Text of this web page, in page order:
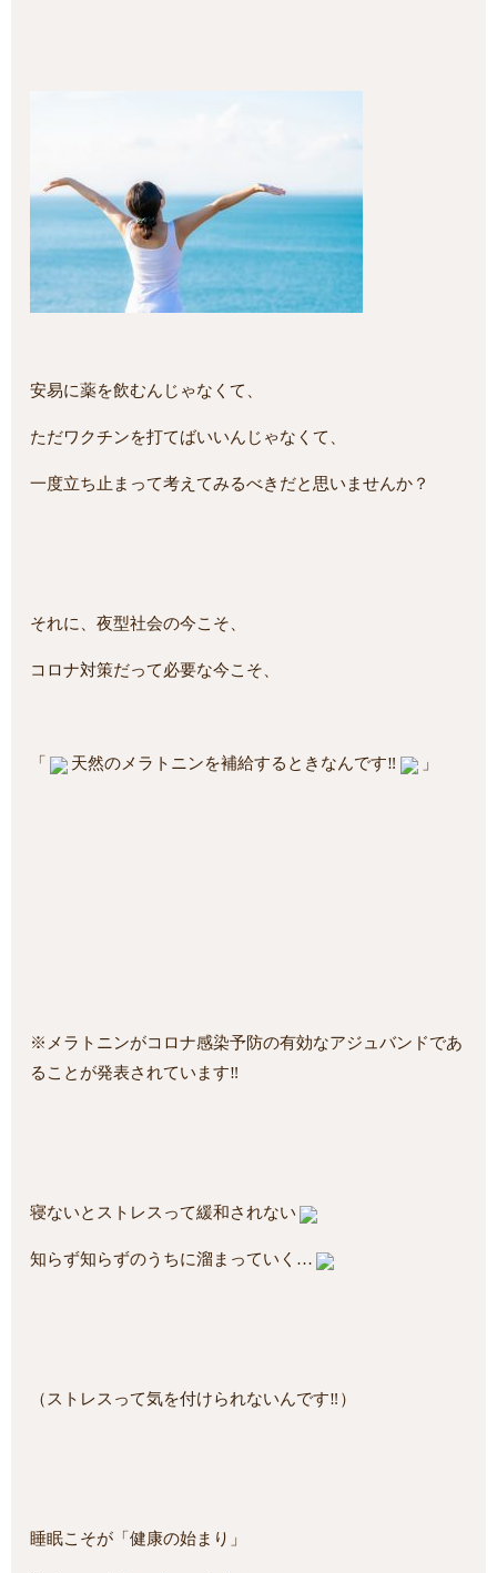
安易に薬を飲むんじゃなくて、
ただワクチンを打てばいいんじゃなくて、
一度立ち止まって考えてみるべきだと思いませんか？
それに、夜型社会の今こそ、
コロナ対策だって必要な今こそ、
「 天然のメラトニンを補給するときなんです‼ 」
※メラトニンがコロナ感染予防の有効なアジュバンドであ
ることが発表されています‼
寝ないとストレスって緩和されない
知らず知らずのうちに溜まっていく…
（ストレスって気を付けられないんです‼）
睡眠こそが「健康の始まり」